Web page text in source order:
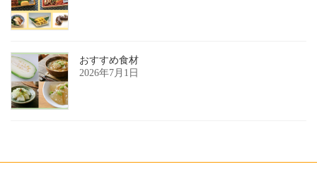
おすすめ食材
2026年7月1日